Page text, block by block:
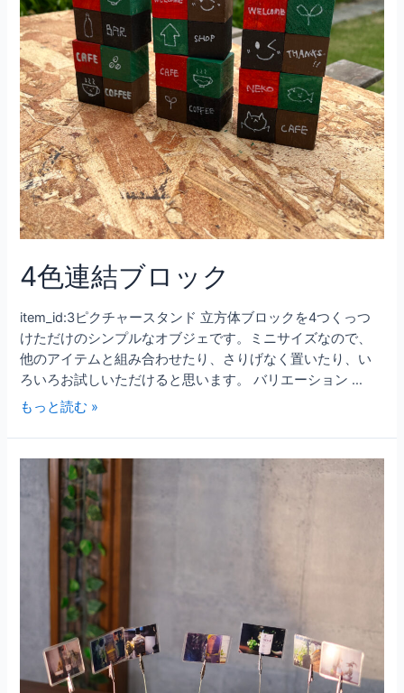
4色連結ブロック
item_id:3ピクチャースタンド 立方体ブロックを4つくっつ
けただけのシンプルなオブジェです。ミニサイズなので、
他のアイテムと組み合わせたり、さりげなく置いたり、い
ろいろお試しいただけると思います。 バリエーション …
もっと読む »